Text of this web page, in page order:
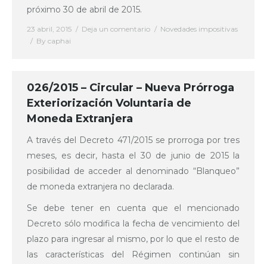
próximo 30 de abril de 2015.
23 abril, 2015 Deja un comentario
Novedades impositivas
By caphai
026/2015 – Circular – Nueva Prórroga
Exteriorización Voluntaria de
Moneda Extranjera
A través del Decreto 471/2015 se prorroga por tres
meses, es decir, hasta el 30 de junio de 2015 la
posibilidad de acceder al denominado “Blanqueo”
de moneda extranjera no declarada.
Se debe tener en cuenta que el mencionado
Decreto sólo modifica la fecha de vencimiento del
plazo para ingresar al mismo, por lo que el resto de
las características del Régimen continúan sin